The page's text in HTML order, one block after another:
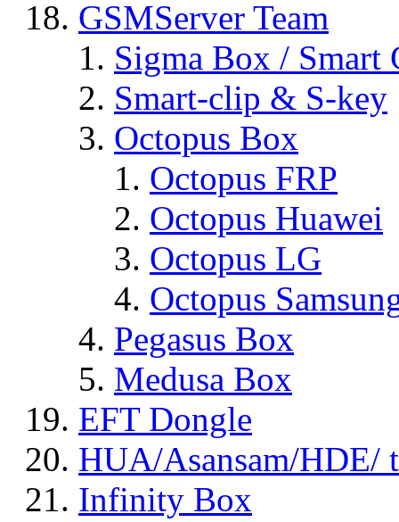
GSMServer Team
Sigma Box / Smart
Smart-clip & S-key
Octopus Box
Octopus FRP
Octopus Huawei
Octopus LG
Octopus
Pegasus Box
Medusa Box
EFT Dongle
HUA/Asansam/HDE/
Infinity Box